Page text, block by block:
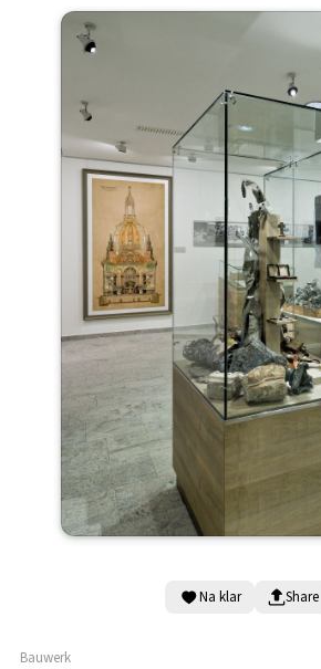
Besichtigungszeiten
10 – 11.30 Uhr | 13 – 17.30 Uhr
Sa und So wechselnde Zeiten
Na klar Share
Bauwerk